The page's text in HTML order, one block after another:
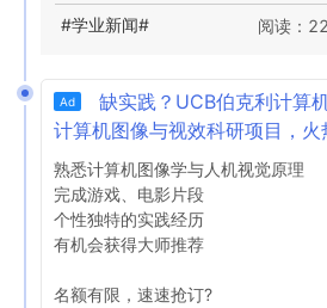
https://international.uoregon.edu/
challenge
#学业新闻# 阅读：22
Ad
缺实践？UCB伯克利计算
计算机图像与视效科研项目，火
熟悉计算机图像学与人机视觉原理
完成游戏、电影片段
个性独特的实践经历
有机会获得大师推荐
名额有限，速速抢订?